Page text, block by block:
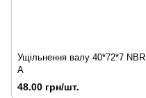
Ущільнення валу 40*72*7 NBR
A
48.00 грн/шт.